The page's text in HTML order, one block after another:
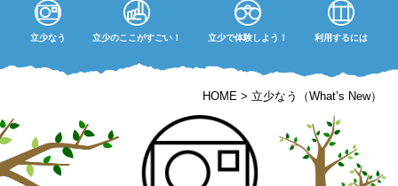
立少なう 立少のここがすごい！ 立少で体験しよう！ 利用するには
HOME > 立少なう（What’s New）